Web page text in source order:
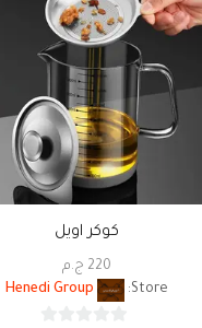
كوكر اويل
220 ج.م
Store:
Henedi Group